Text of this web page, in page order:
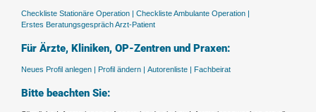
Checkliste Stationäre Operation |
Checkliste Ambulante Operation |
Erstes Beratungsgespräch Arzt-Patient
Für Ärzte, Kliniken, OP-Zentren und Praxen:
Neues Profil anlegen | Profil ändern | Autorenliste | Fachbeirat
Bitte beachten Sie: